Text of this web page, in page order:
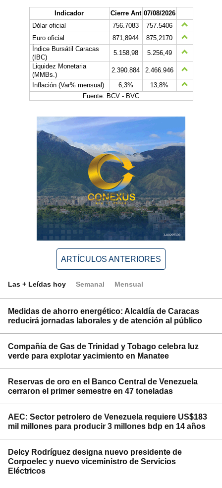
Indicador Cierre Ant 07/08/2026
Dólar oficial
756.7083
757.5406
Euro oficial
871,8944
875,2170
Índice Bursátil Caracas
(IBC)
5.158,98
5.256,49
Liquidez Monetaria
(MMBs.)
2.390.884
2.466.946
Inflación (Var% mensual)
6,3%
13,8%
Fuente: BCV - BVC
ARTÍCULOS ANTERIORES
Las + Leídas hoy Semanal Mensual
Medidas de ahorro energético: Alcaldía de Caracas
reducirá jornadas laborales y de atención al público
Compañía de Gas de Trinidad y Tobago celebra luz
verde para explotar yacimiento en Manatee
Reservas de oro en el Banco Central de Venezuela
cerraron el primer semestre en 47 toneladas
AEC: Sector petrolero de Venezuela requiere US$183
mil millones para producir 3 millones bdp en 14 años
Delcy Rodríguez designa nuevo presidente de
Corpoelec y nuevo viceministro de Servicios
Eléctricos